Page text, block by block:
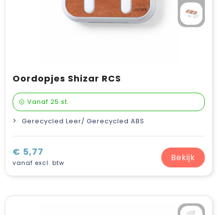
Oordopjes Shizar RCS
Vanaf 25 st.
Gerecycled Leer/ Gerecycled ABS
€ 5,77
vanaf excl. btw Bekijk